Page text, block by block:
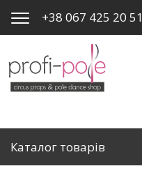
+38 067 425 20 51
Каталог товарів